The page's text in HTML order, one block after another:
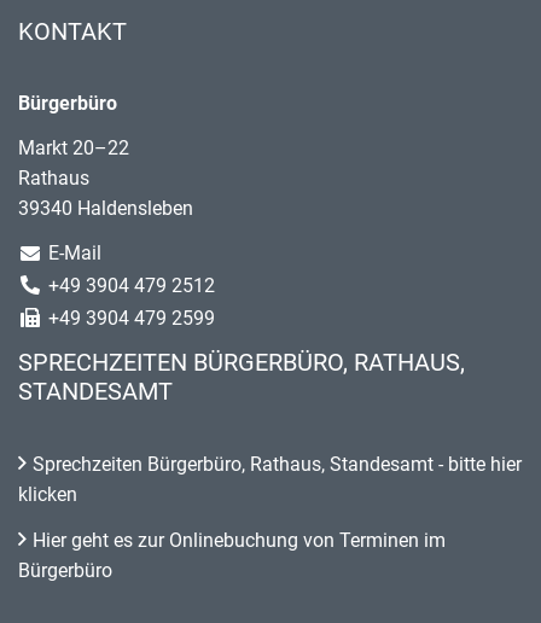
KONTAKT
Bürgerbüro
Markt 20–22
Rathaus
39340 Haldensleben
E-Mail
+49 3904 479 2512
+49 3904 479 2599
SPRECHZEITEN BÜRGERBÜRO, RATHAUS,
STANDESAMT
Sprechzeiten Bürgerbüro, Rathaus, Standesamt - bitte hier
klicken
Hier geht es zur Onlinebuchung von Terminen im
Bürgerbüro